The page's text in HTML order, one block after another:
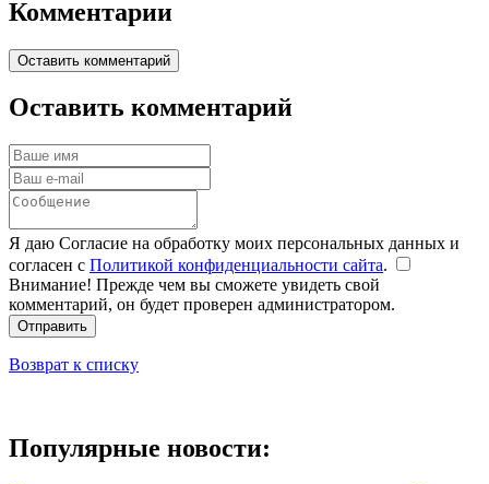
Комментарии
Оставить комментарий
Оставить комментарий
Я даю Согласие на обработку моих персональных данных и
согласен с Политикой конфиденциальности сайта.
Внимание! Прежде чем вы сможете увидеть свой
комментарий, он будет проверен администратором.
Отправить
Возврат к списку
Популярные новости: